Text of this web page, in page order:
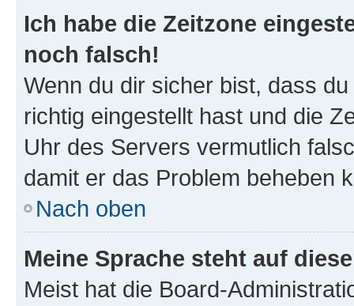
Ich habe die Zeitzone
noch falsch!
Wenn du dir sicher bist, dass
richtig eingestellt hast und die
Uhr des Servers vermutlich
damit er das Problem beheben
Nach oben
Meine Sprache steht auf
Meist hat die Board-